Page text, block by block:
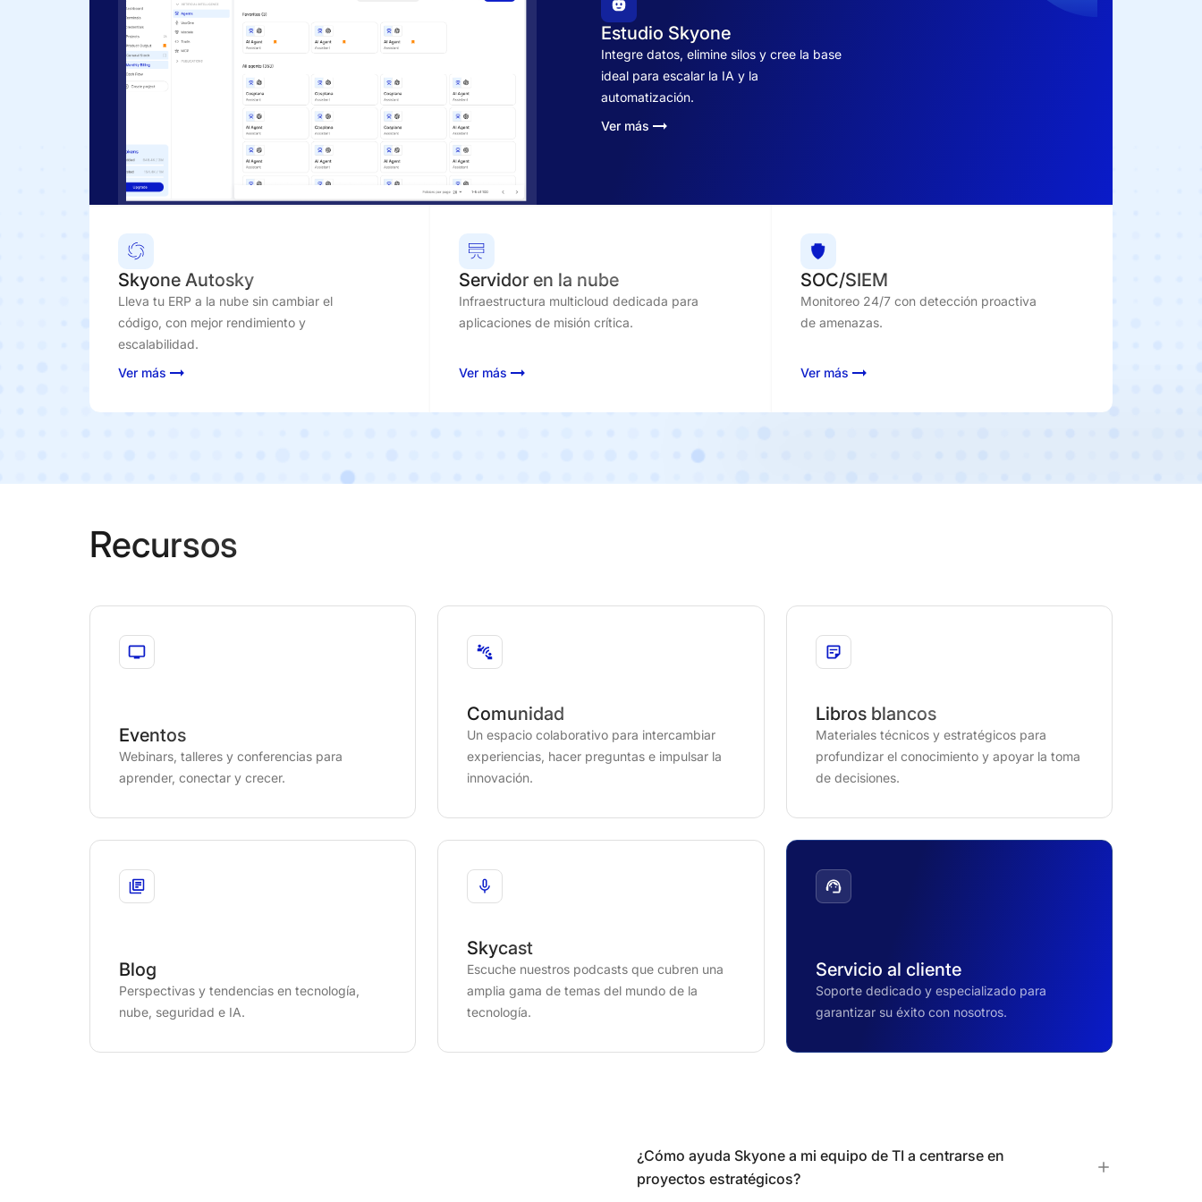
Estudio Skyone
Integre datos, elimine silos y cree la base
ideal para escalar la IA y la
automatización.
Ver más
Skyone Autosky
Lleva tu ERP a la nube sin cambiar el
código, con mejor rendimiento y
escalabilidad.
Ver más
Servidor en la nube
Infraestructura multicloud dedicada para
aplicaciones de misión crítica.
Ver más
SOC/SIEM
Monitoreo 24/7 con detección proactiva
de amenazas.
Ver más
Recursos
Eventos
Webinars, talleres y conferencias para
aprender, conectar y crecer.
Comunidad
Un espacio colaborativo para intercambiar
experiencias, hacer preguntas e impulsar la
innovación.
Libros blancos
Materiales técnicos y estratégicos para
profundizar el conocimiento y apoyar la toma
de decisiones.
Blog
Perspectivas y tendencias en tecnología,
nube, seguridad e IA.
Skycast
Escuche nuestros podcasts que cubren una
amplia gama de temas del mundo de la
tecnología.
Servicio al cliente
Soporte dedicado y especializado para
garantizar su éxito con nosotros.
¿Cómo ayuda Skyone a mi equipo de TI a centrarse en
proyectos estratégicos?